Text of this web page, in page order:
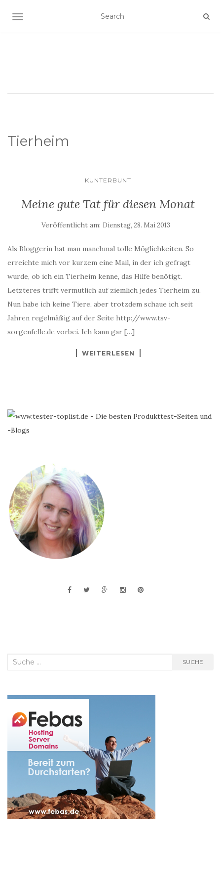
SCHALTE NAVIGATION
Tierheim
KUNTERBUNT
Meine gute Tat für diesen Monat
Veröffentlicht am: Dienstag, 28. Mai 2013
Als Bloggerin hat man manchmal tolle Möglichkeiten. So
erreichte mich vor kurzem eine Mail, in der ich gefragt
wurde, ob ich ein Tierheim kenne, das Hilfe benötigt.
Letzteres trifft vermutlich auf ziemlich jedes Tierheim zu.
Nun habe ich keine Tiere, aber trotzdem schaue ich seit
Jahren regelmäßig auf der Seite http://www.tsv-
sorgenfelle.de vorbei. Ich kann gar […]
WEITERLESEN
Suche
SUCHE